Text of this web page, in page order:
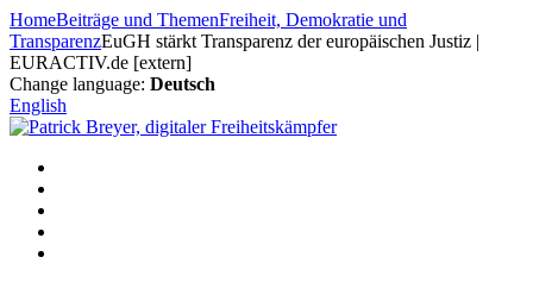
Zum
Inhalt
springen
HomeBeiträge und ThemenFreiheit, Demokratie und
TransparenzEuGH stärkt Transparenz der europäischen Justiz |
EURACTIV.de [extern]
Change language: Deutsch
English